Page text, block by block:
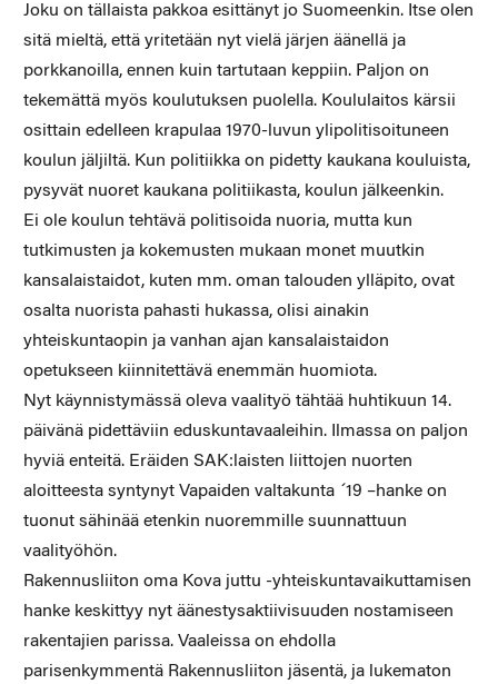
Joku on tällaista pakkoa esittänyt jo Suomeenkin. Itse olen
sitä mieltä, että yritetään nyt vielä järjen äänellä ja
porkkanoilla, ennen kuin tartutaan keppiin. Paljon on
tekemättä myös koulutuksen puolella. Koululaitos kärsii
osittain edelleen krapulaa 1970-luvun ylipolitisoituneen
koulun jäljiltä. Kun politiikka on pidetty kaukana kouluista,
pysyvät nuoret kaukana politiikasta, koulun jälkeenkin.
Ei ole koulun tehtävä politisoida nuoria, mutta kun
tutkimusten ja kokemusten mukaan monet muutkin
kansalaistaidot, kuten mm. oman talouden ylläpito, ovat
osalta nuorista pahasti hukassa, olisi ainakin
yhteiskuntaopin ja vanhan ajan kansalaistaidon
opetukseen kiinnitettävä enemmän huomiota.
Nyt käynnistymässä oleva vaalityö tähtää huhtikuun 14.
päivänä pidettäviin eduskuntavaaleihin. Ilmassa on paljon
hyviä enteitä. Eräiden SAK:laisten liittojen nuorten
aloitteesta syntynyt Vapaiden valtakunta ´19 –hanke on
tuonut sähinää etenkin nuoremmille suunnattuun
vaalityöhön.
Rakennusliiton oma Kova juttu -yhteiskuntavaikuttamisen
hanke keskittyy nyt äänestysaktiivisuuden nostamiseen
rakentajien parissa. Vaaleissa on ehdolla
parisenkymmentä Rakennusliiton jäsentä, ja lukematon